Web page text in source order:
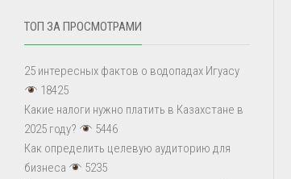
ТОП ЗА ПРОСМОТРАМИ
25 интересных фактов о водопадах Игуасу
18425
Какие налоги нужно платить в Казахстане в
2025 году?
5446
Как определить целевую аудиторию для
бизнеса
5235